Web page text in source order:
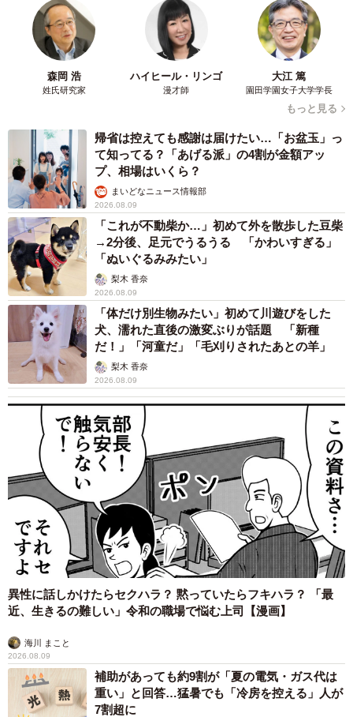
森岡 浩
姓氏研究家
ハイヒール・リンゴ
漫才師
大江 篤
園田学園女子大学学長
もっと見る
帰省は控えても感謝は届けたい…「お盆玉」っ
て知ってる？「あげる派」の4割が金額アッ
プ、相場はいくら？
まいどなニュース情報部
2026.08.09
「これが不動柴か…」初めて外を散歩した豆柴
→2分後、足元でうるうる 「かわいすぎる」
「ぬいぐるみみたい」
梨木 香奈
2026.08.09
「体だけ別生物みたい」初めて川遊びをした
犬、濡れた直後の激変ぶりが話題 「新種
だ！」「河童だ」「毛刈りされたあとの羊」
梨木 香奈
2026.08.09
異性に話しかけたらセクハラ？ 黙っていたらフキハラ？ 「最
近、生きるの難しい」令和の職場で悩む上司【漫画】
海川 まこと
2026.08.09
補助があっても約9割が「夏の電気・ガス代は
重い」と回答…猛暑でも「冷房を控える」人が
7割超に